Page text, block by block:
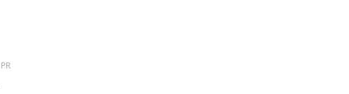
PR